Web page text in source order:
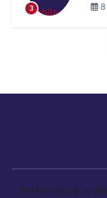
3
Portal hip.ba je